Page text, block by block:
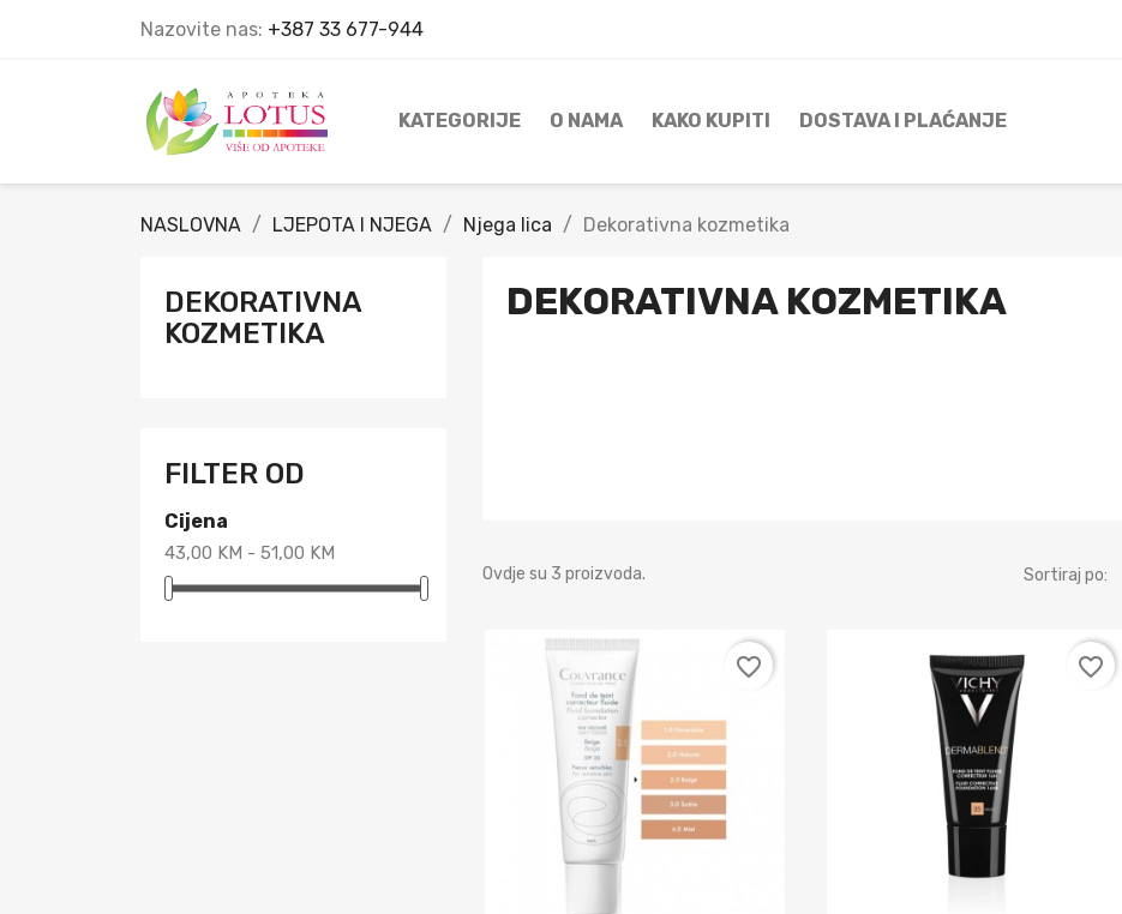
Nazovite nas: +387 33 677-944
KATEGORIJE O NAMA KAKO KUPITI DOSTAVA I PLAĆANJE
NASLOVNA LJEPOTA I NJEGA Njega lica Dekorativna kozmetika
DEKORATIVNA
KOZMETIKA
FILTER OD
Cijena
43,00 KM - 51,00 KM
DEKORATIVNA KOZMETIKA
Ovdje su 3 proizvoda. Sortiraj po:
favorite_border favorite_border